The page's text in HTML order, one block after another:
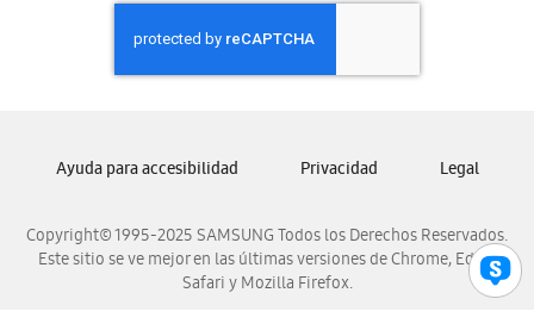
Samsung Honduras
Samsung Nicaragua
Samsung Panamá
Samsung Venezuela
Copyright© 1995-2025 SAMSUNG Todos los Derechos Reservados.
Este sitio se ve mejor en las últimas versiones de Chrome, Edge,
Safari y Mozilla Firefox.
Ayuda para accesibilidad Privacidad Legal